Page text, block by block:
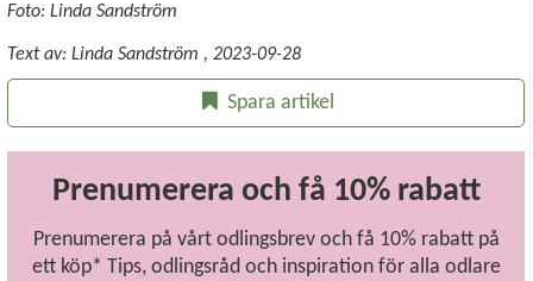
Foto: Linda Sandström
Text av: Linda Sandström , 2023-09-28
Spara artikel
Prenumerera och få 10% rabatt
Prenumerera på vårt odlingsbrev och få 10% rabatt på
ett köp* Tips, odlingsråd och inspiration för alla odlare